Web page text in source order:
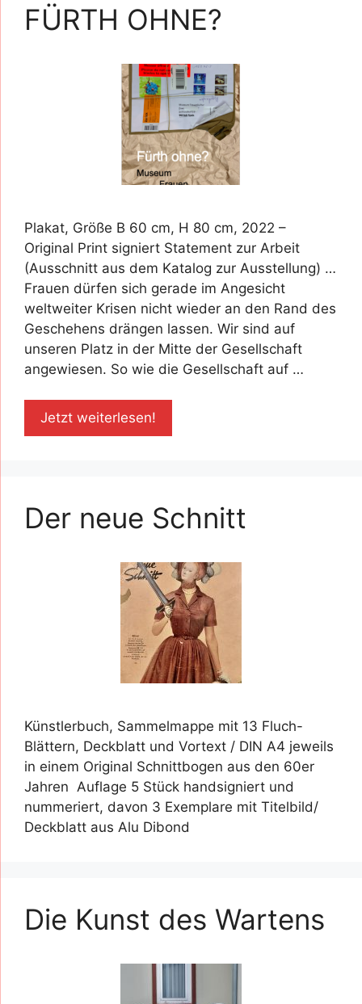
FÜRTH OHNE?
Plakat, Größe B 60 cm, H 80 cm, 2022 –
Original Print signiert Statement zur Arbeit
(Ausschnitt aus dem Katalog zur Ausstellung) …
Frauen dürfen sich gerade im Angesicht
weltweiter Krisen nicht wieder an den Rand des
Geschehens drängen lassen. Wir sind auf
unseren Platz in der Mitte der Gesellschaft
angewiesen. So wie die Gesellschaft auf …
Jetzt weiterlesen!
Der neue Schnitt
Künstlerbuch, Sammelmappe mit 13 Fluch-
Blättern, Deckblatt und Vortext / DIN A4 jeweils
in einem Original Schnittbogen aus den 60er
Jahren Auflage 5 Stück handsigniert und
nummeriert, davon 3 Exemplare mit Titelbild/
Deckblatt aus Alu Dibond
Die Kunst des Wartens